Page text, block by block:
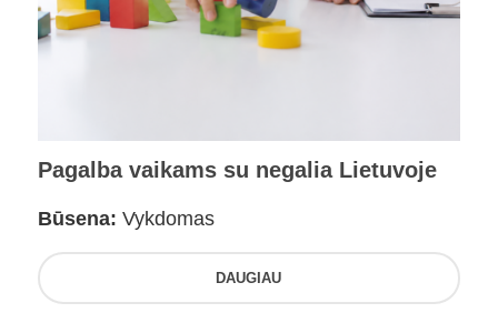
Pagalba vaikams su negalia Lietuvoje
Būsena: Vykdomas
DAUGIAU